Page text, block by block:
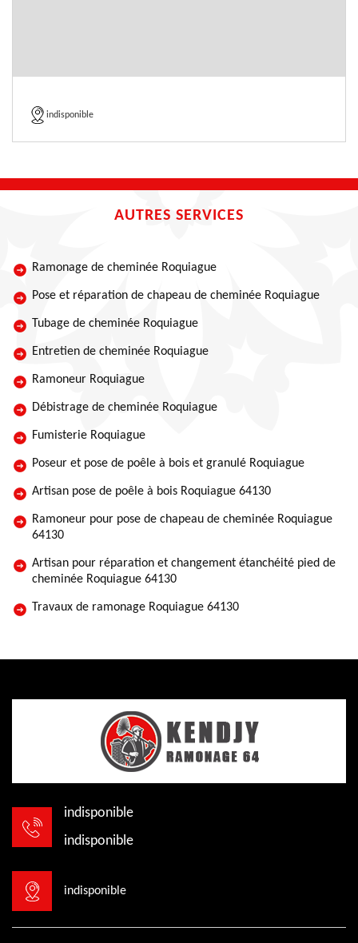
indisponible
AUTRES SERVICES
Ramonage de cheminée Roquiague
Pose et réparation de chapeau de cheminée Roquiague
Tubage de cheminée Roquiague
Entretien de cheminée Roquiague
Ramoneur Roquiague
Débistrage de cheminée Roquiague
Fumisterie Roquiague
Poseur et pose de poêle à bois et granulé Roquiague
Artisan pose de poêle à bois Roquiague 64130
Ramoneur pour pose de chapeau de cheminée Roquiague
64130
Artisan pour réparation et changement étanchéité pied de
cheminée Roquiague 64130
Travaux de ramonage Roquiague 64130
indisponible
indisponible
indisponible